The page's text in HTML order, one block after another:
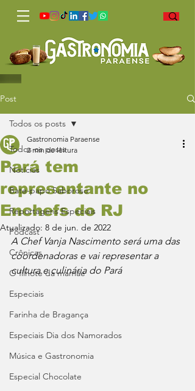
Post
Todos os posts
Notícias
Bate-papo Saboroso
Reportagens Especiais
Podcast
Crônicas
O filhote da mamãe
Especiais
Farinha de Bragança
Especiais Dia dos Namorados
Música e Gastronomia
Especial Chocolate
Todos os posts
Pará tem
representante no
Enchefs do RJ
Gastronomia Paraense
2 min de leitura
Atualizado: 8 de jun. de 2022
A Chef Vanja Nascimento será uma das
coordenadoras e vai representar a
cultura e culinária do Pará